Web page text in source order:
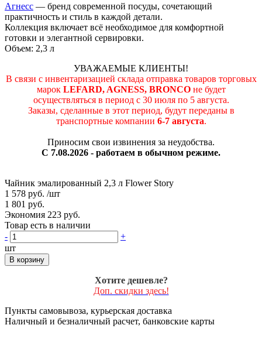
Агнесс — бренд современной посуды, сочетающий
практичность и стиль в каждой детали.
Коллекция включает всё необходимое для комфортной
готовки и элегантной сервировки.
Объем: 2,3 л
УВАЖАЕМЫЕ КЛИЕНТЫ!
В связи с инвентаризацией склада отправка товаров торговых
марок LEFARD, AGNESS, BRONCOне будет
осуществляться в период c 30 июля по 5 августа.
Заказы, сделанные в этот период, будут переданы в
транспортные компании 6-7 августа.
Приносим свои извинения за неудобства.
С 7.08.2026 - работаем в обычном режиме.
Чайник эмалированный 2,3 л Flower Story
1 578 руб. /шт
1 801 руб.
Экономия 223 руб.
Товар есть в наличии
-
+
шт
В корзину
Хотите дешевле?
Доп. скидки здесь!
Пункты самовывоза, курьерская доставка
Наличный и безналичный расчет, банковские карты